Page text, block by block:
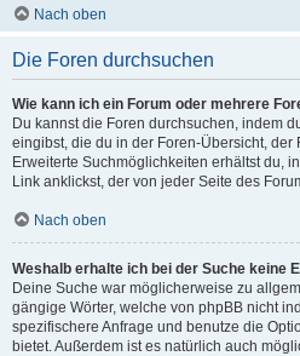
Nach oben
Die Foren durchsuchen
Wie kann ich ein Forum oder mehrere
Du kannst die Foren durchsuchen, indem
eingibst, die du in der Foren-Übersicht,
Erweiterte Suchmöglichkeiten erhältst du,
Link anklickst, der von jeder Seite des
Nach oben
Weshalb erhalte ich bei der Suche keine
Deine Suche war möglicherweise zu
gängige Wörter, welche von phpBB nicht
spezifischere Anfrage und benutze die
bietet. Außerdem ist es natürlich auch